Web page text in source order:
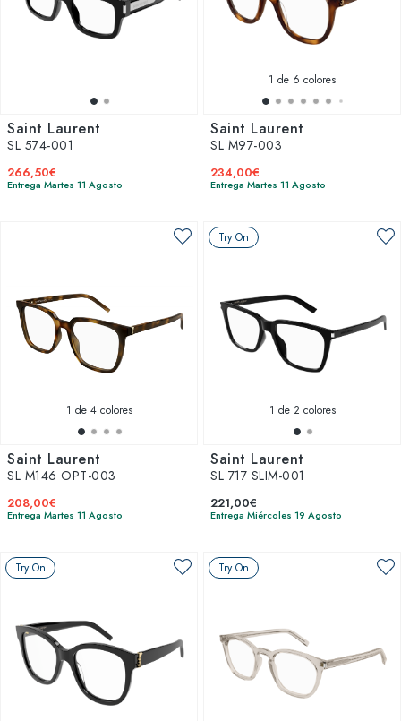
personalidad. Explora nuestra gama completa y encuentra el
par perfecto que se adapte a tu estilo único. Con Saint
Laurent, cada detalle está cuidadosamente elaborado para
para experimentar la diferencia que solo unas gafas de esta
prestigiosa marca pueden ofrecer.
Saint Laurent
SL 574-001
266,50€
Entrega Martes 11 Agosto
1 de 6 colores
Saint Laurent
SL M97-003
234,00€
Entrega Martes 11 Agosto
1 de 4 colores
Saint Laurent
SL M146 OPT-003
208,00€
Entrega Martes 11 Agosto
Try On
1 de 2 colores
Saint Laurent
SL 717 SLIM-001
221,00€
Entrega Miércoles 19 Agosto
Try On Try On